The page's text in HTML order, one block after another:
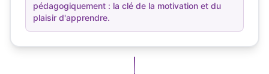
pédagogiquement : la clé de la motivation et du
plaisir d'apprendre.